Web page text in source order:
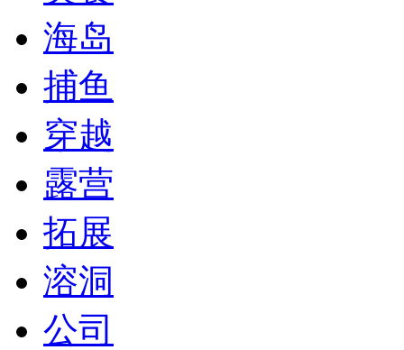
海岛
捕鱼
穿越
露营
拓展
溶洞
公司